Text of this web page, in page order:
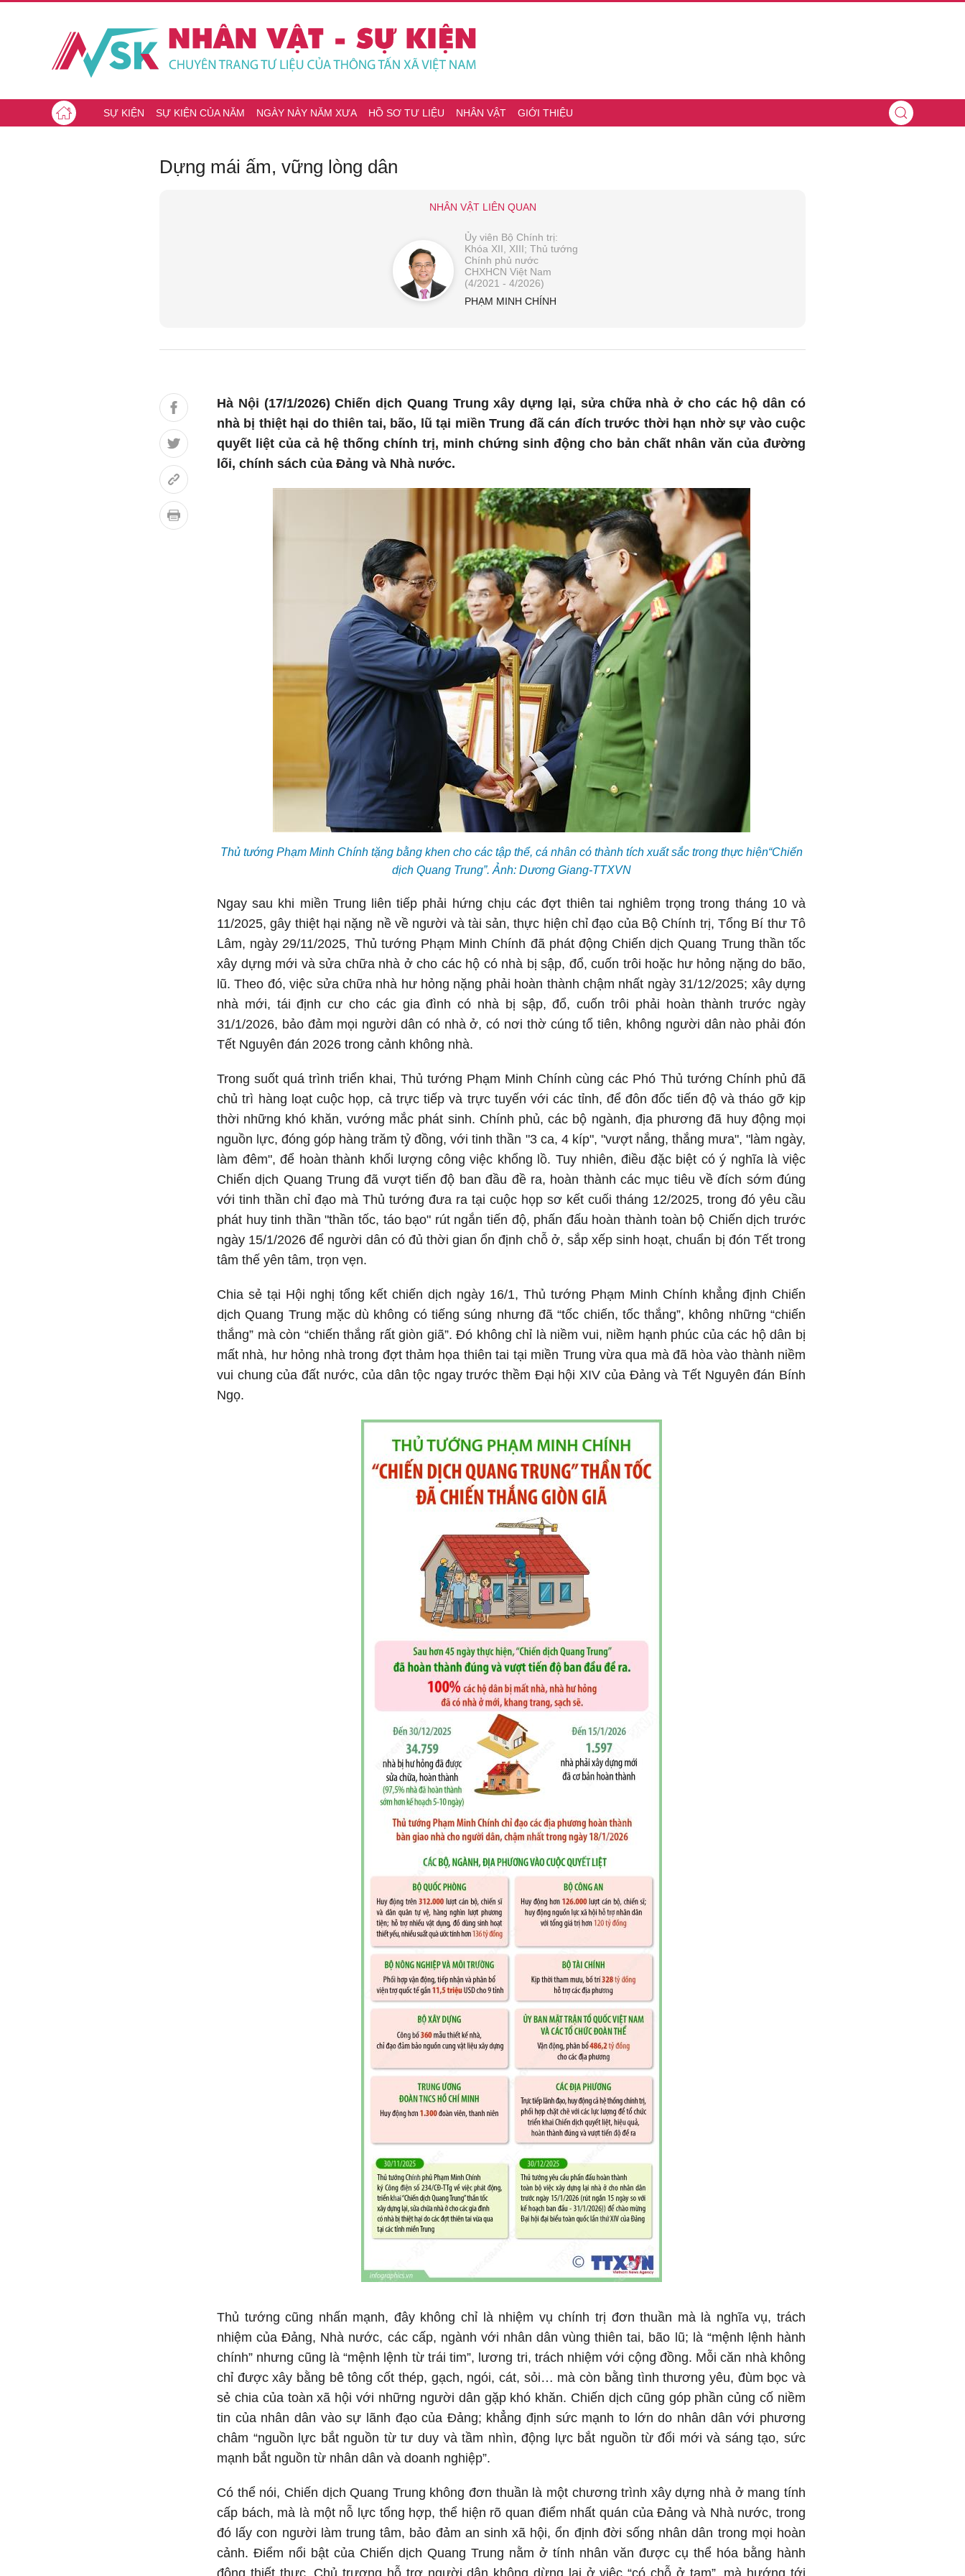
SỰ KIỆN SỰ KIỆN CỦA NĂM NGÀY NÀY NĂM XƯA HỒ SƠ TƯ LIỆU NHÂN VẬT GIỚI THIỆU
Dựng mái ấm, vững lòng dân
NHÂN VẬT LIÊN QUAN
Ủy viên Bộ Chính trị:
Khóa XII, XIII; Thủ tướng
Chính phủ nước
CHXHCN Việt Nam
(4/2021 - 4/2026)
PHẠM MINH CHÍNH
Hà Nội (17/1/2026) Chiến dịch Quang Trung xây dựng lại, sửa chữa nhà ở cho các hộ dân có
nhà bị thiệt hại do thiên tai, bão, lũ tại miền Trung đã cán đích trước thời hạn nhờ sự vào cuộc
quyết liệt của cả hệ thống chính trị, minh chứng sinh động cho bản chất nhân văn của đường
lối, chính sách của Đảng và Nhà nước.
Thủ tướng Phạm Minh Chính tặng bằng khen cho các tập thể, cá nhân có thành tích xuất sắc trong thực hiện“Chiến
dịch Quang Trung”. Ảnh: Dương Giang-TTXVN
Ngay sau khi miền Trung liên tiếp phải hứng chịu các đợt thiên tai nghiêm trọng trong tháng 10 và
11/2025, gây thiệt hại nặng nề về người và tài sản, thực hiện chỉ đạo của Bộ Chính trị, Tổng Bí thư Tô
Lâm, ngày 29/11/2025, Thủ tướng Phạm Minh Chính đã phát động Chiến dịch Quang Trung thần tốc
xây dựng mới và sửa chữa nhà ở cho các hộ có nhà bị sập, đổ, cuốn trôi hoặc hư hỏng nặng do bão,
lũ. Theo đó, việc sửa chữa nhà hư hỏng nặng phải hoàn thành chậm nhất ngày 31/12/2025; xây dựng
nhà mới, tái định cư cho các gia đình có nhà bị sập, đổ, cuốn trôi phải hoàn thành trước ngày
31/1/2026, bảo đảm mọi người dân có nhà ở, có nơi thờ cúng tổ tiên, không người dân nào phải đón
Tết Nguyên đán 2026 trong cảnh không nhà.
Trong suốt quá trình triển khai, Thủ tướng Phạm Minh Chính cùng các Phó Thủ tướng Chính phủ đã
chủ trì hàng loạt cuộc họp, cả trực tiếp và trực tuyến với các tỉnh, để đôn đốc tiến độ và tháo gỡ kịp
thời những khó khăn, vướng mắc phát sinh. Chính phủ, các bộ ngành, địa phương đã huy động mọi
nguồn lực, đóng góp hàng trăm tỷ đồng, với tinh thần "3 ca, 4 kíp", "vượt nắng, thắng mưa", "làm ngày,
làm đêm", để hoàn thành khối lượng công việc khổng lồ. Tuy nhiên, điều đặc biệt có ý nghĩa là việc
Chiến dịch Quang Trung đã vượt tiến độ ban đầu đề ra, hoàn thành các mục tiêu về đích sớm đúng
với tinh thần chỉ đạo mà Thủ tướng đưa ra tại cuộc họp sơ kết cuối tháng 12/2025, trong đó yêu cầu
phát huy tinh thần "thần tốc, táo bạo" rút ngắn tiến độ, phấn đấu hoàn thành toàn bộ Chiến dịch trước
ngày 15/1/2026 để người dân có đủ thời gian ổn định chỗ ở, sắp xếp sinh hoạt, chuẩn bị đón Tết trong
tâm thế yên tâm, trọn vẹn.
Chia sẻ tại Hội nghị tổng kết chiến dịch ngày 16/1, Thủ tướng Phạm Minh Chính khẳng định Chiến
dịch Quang Trung mặc dù không có tiếng súng nhưng đã “tốc chiến, tốc thắng”, không những “chiến
thắng” mà còn “chiến thắng rất giòn giã”. Đó không chỉ là niềm vui, niềm hạnh phúc của các hộ dân bị
mất nhà, hư hỏng nhà trong đợt thảm họa thiên tai tại miền Trung vừa qua mà đã hòa vào thành niềm
vui chung của đất nước, của dân tộc ngay trước thềm Đại hội XIV của Đảng và Tết Nguyên đán Bính
Ngọ.
Thủ tướng cũng nhấn mạnh, đây không chỉ là nhiệm vụ chính trị đơn thuần mà là nghĩa vụ, trách
nhiệm của Đảng, Nhà nước, các cấp, ngành với nhân dân vùng thiên tai, bão lũ; là “mệnh lệnh hành
chính” nhưng cũng là “mệnh lệnh từ trái tim”, lương tri, trách nhiệm với cộng đồng. Mỗi căn nhà không
chỉ được xây bằng bê tông cốt thép, gạch, ngói, cát, sỏi… mà còn bằng tình thương yêu, đùm bọc và
sẻ chia của toàn xã hội với những người dân gặp khó khăn. Chiến dịch cũng góp phần củng cố niềm
tin của nhân dân vào sự lãnh đạo của Đảng; khẳng định sức mạnh to lớn do nhân dân với phương
châm “nguồn lực bắt nguồn từ tư duy và tầm nhìn, động lực bắt nguồn từ đổi mới và sáng tạo, sức
mạnh bắt nguồn từ nhân dân và doanh nghiệp”.
Có thể nói, Chiến dịch Quang Trung không đơn thuần là một chương trình xây dựng nhà ở mang tính
cấp bách, mà là một nỗ lực tổng hợp, thể hiện rõ quan điểm nhất quán của Đảng và Nhà nước, trong
đó lấy con người làm trung tâm, bảo đảm an sinh xã hội, ổn định đời sống nhân dân trong mọi hoàn
cảnh. Điểm nổi bật của Chiến dịch Quang Trung nằm ở tính nhân văn được cụ thể hóa bằng hành
động thiết thực. Chủ trương hỗ trợ người dân không dừng lại ở việc “có chỗ ở tạm”, mà hướng tới